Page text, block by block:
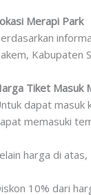
Merapi Park
Kabupaten
Tiket Masuk
dapat masuk
memasuki
harga di
10% dari